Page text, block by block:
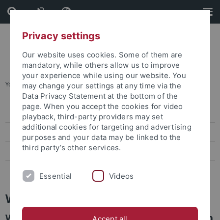
Skip
to
content
Skip
to
footer
You are here: Startseite ... Universitäres Wohlbefinden
Veranstaltungen
Kunst und Kultur
Merchandise
Universitäres Wohlbefinden
Wellbeing@Uni Tübingen
Privacy settings
Our website uses cookies. Some of them are
mandatory, while others allow us to improve
your experience while using our website. You
may change your settings at any time via the
Data Privacy Statement at the bottom of the
page. When you accept the cookies for video
playback, third-party providers may set
additional cookies for targeting and advertising
purposes and your data may be linked to the
third party’s other services.
Essential Videos